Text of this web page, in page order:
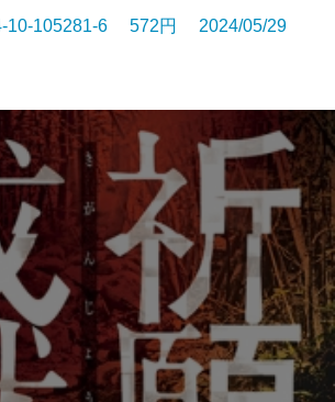
10-105281-6 572円 2024/05/29